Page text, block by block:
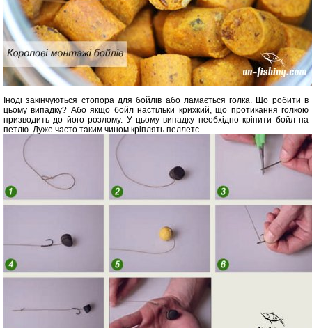
Іноді закінчуються стопора для бойлів або ламається голка. Що робити в
цьому випадку? Або якщо бойл настільки крихкий, що протикання голкою
призводить до його розлому. У цьому випадку необхідно кріпити бойл на
петлю. Дуже часто таким чином кріплять пеллетс.